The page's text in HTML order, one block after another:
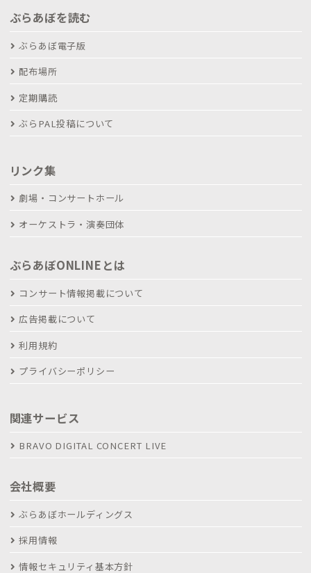
ぶらあぼを読む
ぶらあぼ電子版
配布場所
定期購読
ぶらPAL投稿について
リンク集
劇場・コンサートホール
オーケストラ・演奏団体
ぶらあぼONLINEとは
コンサート情報掲載について
広告掲載について
利用規約
プライバシーポリシー
関連サービス
BRAVO DIGITAL CONCERT LIVE
会社概要
ぶらあぼホールディングス
採用情報
情報セキュリティ基本方針